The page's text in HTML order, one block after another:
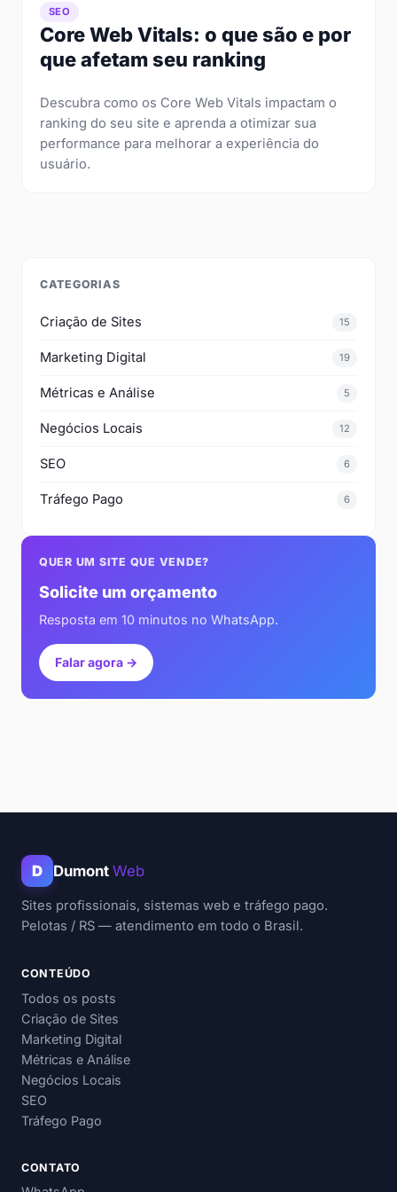
SEO
Core Web Vitals: o que são e por
que afetam seu ranking
Descubra como os Core Web Vitals impactam o
ranking do seu site e aprenda a otimizar sua
performance para melhorar a experiência do
usuário.
CATEGORIAS
Criação de Sites 15
Marketing Digital 19
Métricas e Análise 5
Negócios Locais 12
SEO 6
Tráfego Pago 6
QUER UM SITE QUE VENDE?
Solicite um orçamento
Resposta em 10 minutos no WhatsApp.
Falar agora →
D Dumont Web
Sites profissionais, sistemas web e tráfego pago.
Pelotas / RS — atendimento em todo o Brasil.
CONTEÚDO
Todos os posts
Criação de Sites
Marketing Digital
Métricas e Análise
Negócios Locais
SEO
Tráfego Pago
CONTATO